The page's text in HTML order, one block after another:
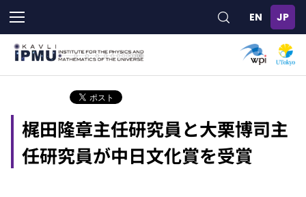
メ
イ
ン
梶田隆章主任研究員と大栗博司主
任研究員が中日文化賞を受賞